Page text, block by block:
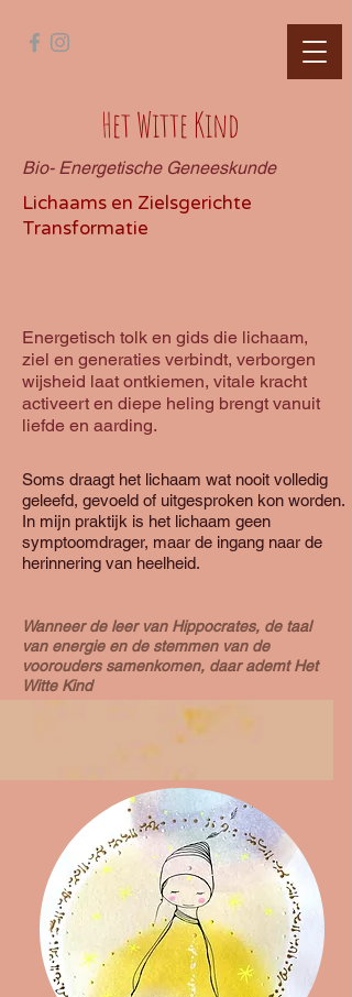
Het Witte Kind
Lichaams en Zielsgerichte
Transformatie
Soms draagt het lichaam wat nooit volledig
geleefd, gevoeld of uitgesproken kon worden.
In mijn praktijk is het lichaam geen
symptoomdrager, maar de ingang naar de
herinnering van heelheid.
Wanneer de leer van Hippocrates, de taal
van energie en de stemmen van de
voorouders samenkomen, daar ademt Het
Witte Kind
Energetisch tolk en gids die lichaam,
ziel en generaties verbindt, verborgen
wijsheid laat ontkiemen, vitale kracht
activeert en diepe heling brengt vanuit
liefde en aarding.
Bio- Energetische Geneeskunde